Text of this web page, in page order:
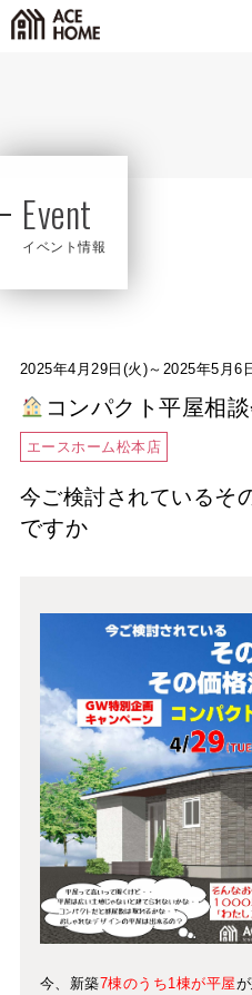
Event
イベント情報
2025年4月29日(火)～2025年5月6
コンパクト平屋相
エースホーム松本店
今ご検討されているそ
ですか
今、新築7棟のうち1棟が平屋